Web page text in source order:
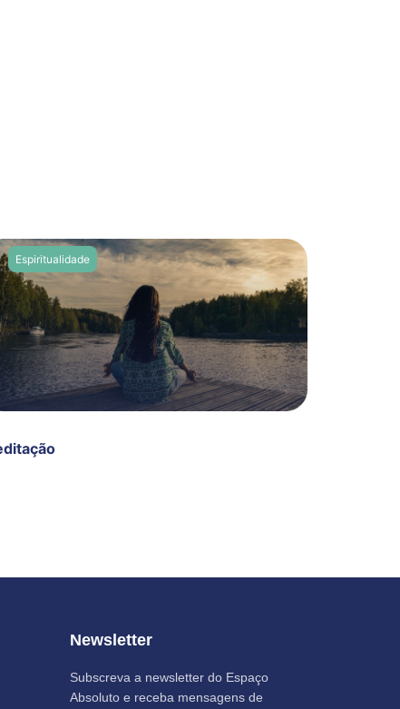
Espiritualidade
Newsletter
Subscreva a newsletter do Espaço
Absoluto e receba mensagens de